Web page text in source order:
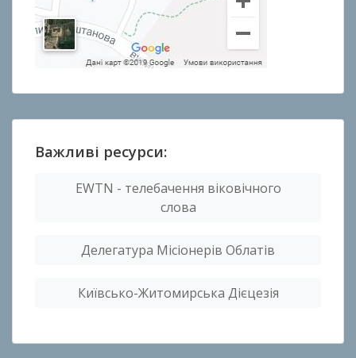
Важливі ресурси:
EWTN - телебачення віковічного
слова
Делегатура Місіонерів Облатів
Київсько-Житомирська Дієцезія